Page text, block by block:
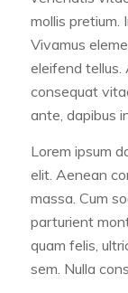
mollis pretium.
Vivamus
eleifend tellus.
consequat
ante, dapibus
Lorem ipsum
elit. Aenean
massa. Cum
parturient
quam felis,
sem. Nulla